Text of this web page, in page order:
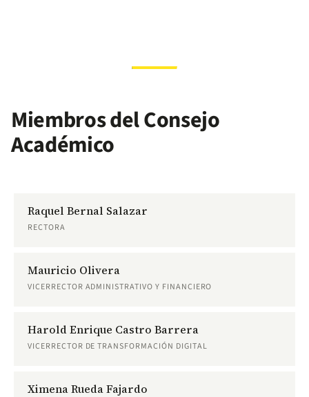
Miembros del Consejo
Académico
Raquel Bernal Salazar
RECTORA
Mauricio Olivera
VICERRECTOR ADMINISTRATIVO Y FINANCIERO
Harold Enrique Castro Barrera
VICERRECTOR DE TRANSFORMACIÓN DIGITAL
Ximena Rueda Fajardo